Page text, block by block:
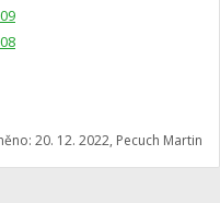
20. 12. 2022, Pecuch Martin